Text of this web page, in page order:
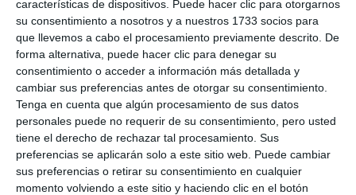
características de dispositivos. Puede hacer clic para otorgarnos
su consentimiento a nosotros y a nuestros 1733 socios para
que llevemos a cabo el procesamiento previamente descrito. De
forma alternativa, puede hacer clic para denegar su
consentimiento o acceder a información más detallada y
cambiar sus preferencias antes de otorgar su consentimiento.
Tenga en cuenta que algún procesamiento de sus datos
personales puede no requerir de su consentimiento, pero usted
tiene el derecho de rechazar tal procesamiento. Sus
preferencias se aplicarán solo a este sitio web. Puede cambiar
sus preferencias o retirar su consentimiento en cualquier
momento volviendo a este sitio y haciendo clic en el botón